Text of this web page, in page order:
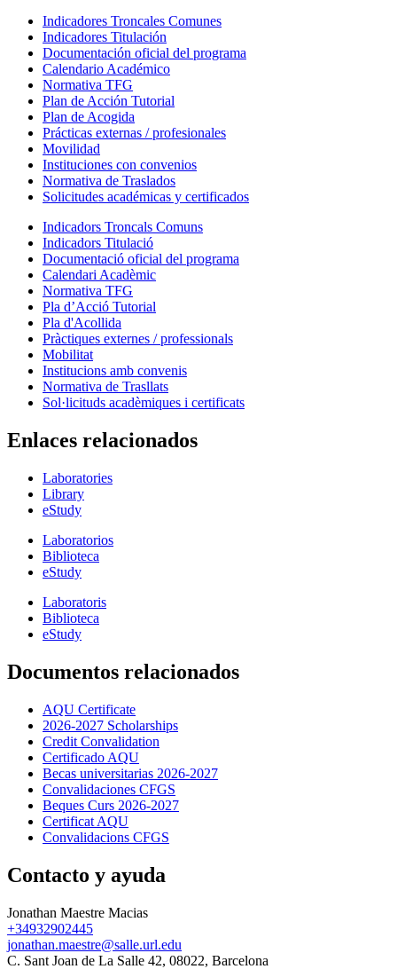
Indicadores Troncales Comunes
Indicadores Titulación
Documentación oficial del programa
Calendario Académico
Normativa TFG
Plan de Acción Tutorial
Plan de Acogida
Prácticas externas / profesionales
Movilidad
Instituciones con convenios
Normativa de Traslados
Solicitudes académicas y certificados
Indicadors Troncals Comuns
Indicadors Titulació
Documentació oficial del programa
Calendari Acadèmic
Normativa TFG
Pla d’Acció Tutorial
Pla d'Acollida
Pràctiques externes / professionals
Mobilitat
Institucions amb convenis
Normativa de Trasllats
Sol·licituds acadèmiques i certificats
Enlaces relacionados
Laboratories
Library
eStudy
Laboratorios
Biblioteca
eStudy
Laboratoris
Biblioteca
eStudy
Documentos relacionados
AQU Certificate
2026-2027 Scholarships
Credit Convalidation
Certificado AQU
Becas universitarias 2026-2027
Convalidaciones CFGS
Beques Curs 2026-2027
Certificat AQU
Convalidacions CFGS
Contacto y ayuda
Jonathan Maestre Macias
+34932902445
jonathan.maestre@salle.url.edu
C. Sant Joan de La Salle 42, 08022, Barcelona